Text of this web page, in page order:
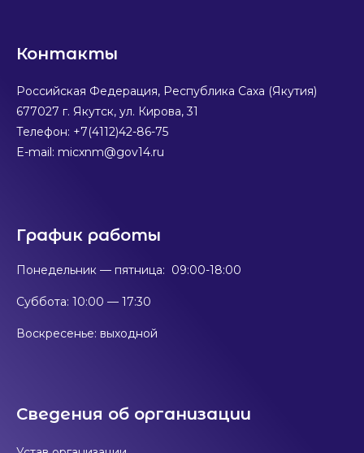
Контакты
Российская Федерация, Республика Саха (Якутия)
677027 г. Якутск, ул. Кирова, 31
Телефон: +7(4112)42-86-75
E-mail: micxnm@gov14.ru
График работы
Понедельник — пятница: 09:00-18:00
Суббота: 10:00 — 17:30
Воскресенье: выходной
Сведения об организации